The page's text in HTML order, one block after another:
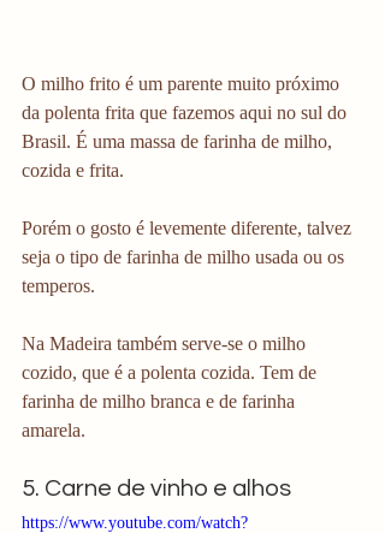
O milho frito é um parente muito próximo
da polenta frita que fazemos aqui no sul do
Brasil. É uma massa de farinha de milho,
cozida e frita.
Porém o gosto é levemente diferente, talvez
seja o tipo de farinha de milho usada ou os
temperos.
Na Madeira também serve-se o milho
cozido, que é a polenta cozida. Tem de
farinha de milho branca e de farinha
amarela.
5. Carne de vinho e alhos
https://www.youtube.com/watch?